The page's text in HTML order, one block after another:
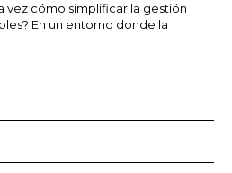
vez cómo simplificar la gestión
En un entorno donde la